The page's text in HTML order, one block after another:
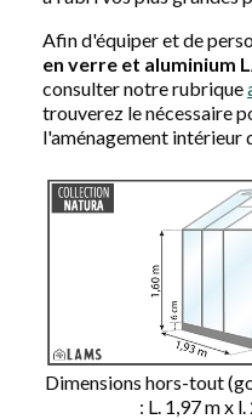
Afin d'équiper et de
en verre et aluminium
consulter notre rubrique
trouverez le nécessaire
l'aménagement intérieur
Dimensions hors-tout
: L. 1,97 m x